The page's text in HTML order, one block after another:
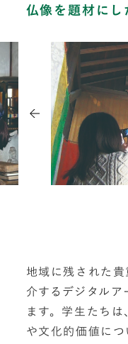
仏像を題材に
地域に残された
介するデジタル
ます。学生たち
や文化的価値に